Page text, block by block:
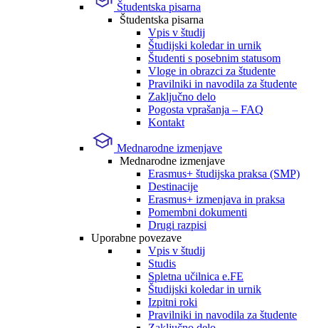
Študentska pisarna
Študentska pisarna
Vpis v študij
Študijski koledar in urnik
Študenti s posebnim statusom
Vloge in obrazci za študente
Pravilniki in navodila za študente
Zaključno delo
Pogosta vprašanja – FAQ
Kontakt
Mednarodne izmenjave
Mednarodne izmenjave
Erasmus+ študijska praksa (SMP)
Destinacije
Erasmus+ izmenjava in praksa
Pomembni dokumenti
Drugi razpisi
Uporabne povezave
Vpis v študij
Studis
Spletna učilnica e.FE
Študijski koledar in urnik
Izpitni roki
Pravilniki in navodila za študente